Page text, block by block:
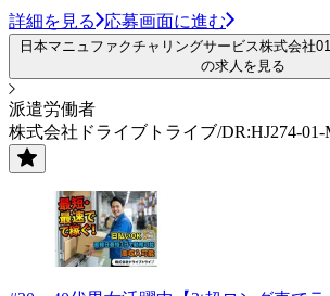
詳細を見る 応募画面に進む
日本マニュファクチャリングサービス株式会社
の求人を見る
派遣労働者
株式会社ドライブトライブ/DR:HJ274-01-